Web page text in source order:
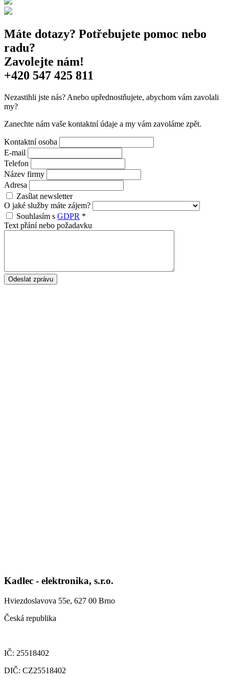
Máte dotazy? Potřebujete pomoc nebo
radu?
Zavolejte nám!
+420 547 425 811
Nezastihli jste nás? Anebo upřednostňujete, abychom vám zavolali
my?
Zanechte nám vaše kontaktní údaje a my vám zavoláme zpět.
Kontaktní osoba
E-mail
Telefon
Název firmy
Adresa
Zasílat newsletter
O jaké služby máte zájem?
Souhlasím s GDPR *
Text přání nebo požadavku
Kadlec - elektronika, s.r.o.
Hviezdoslavova 55e, 627 00 Brno
Česká republika
IČ: 25518402
DIČ: CZ25518402